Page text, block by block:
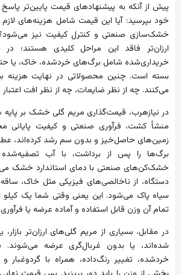
پیش از آنکه به پیشنهادهای قیمت پایین‌تر
خود بپرسید: آیا این قیمت شامل هزینه‌های لازم
خشک‌سازی صنعتی و کنترل کیفیت نیز
ارزان‌تر فاقد این مراحل کلیدی هستند؛
خریداری‌شده شامل برگ‌های خردشده، خاک، یا
بسته است. چنین محصولاتی در نهایت هزینه
می‌کنند. چه از نظر ضایعات، چه از نظر افت اعتبار
در نیازهرب، قیمت‌گذاری مریم گلی خشک بر
منشأ کشت، فرآوری صنعتی و کیفیت پایانی
زمین‌های حاصل‌خیز و بدون سم رشد کرده‌اند،
برگ‌ها را پس از برداشت، با آب
خشک‌کن‌های صنعتی با دمای استاندارد خشک
دستگاه، از ناخالصی‌های فیزیکی مثل خاک،
سیاه پاک می‌شود. این یعنی وقتی شما یک کیلو
تمام آن وزن قابل استفاده و آماده عرضه یا
در مقابل، بسیاری از مریم گلی‌های ارزان‌تر
شده‌اند، یا بدون غربال‌گری عرضه می‌شوند.
خردشده، تغییر رنگ‌داده، همراه با گردوغبار